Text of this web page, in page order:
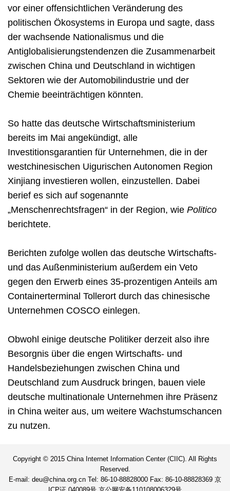
vor einer offensichtlichen Veränderung des
politischen Ökosystems in Europa und sagte, dass
der wachsende Nationalismus und die
Antiglobalisierungstendenzen die Zusammenarbeit
zwischen China und Deutschland in wichtigen
Sektoren wie der Automobilindustrie und der
Chemie beeinträchtigen könnten.
So hatte das deutsche Wirtschaftsministerium
bereits im Mai angekündigt, alle
Investitionsgarantien für Unternehmen, die in der
westchinesischen Uigurischen Autonomen Region
Xinjiang investieren wollen, einzustellen. Dabei
berief es sich auf sogenannte
„Menschenrechtsfragen“ in der Region, wie Politico
berichtete.
Berichten zufolge wollen das deutsche Wirtschafts-
und das Außenministerium außerdem ein Veto
gegen den Erwerb eines 35-prozentigen Anteils am
Containerterminal Tollerort durch das chinesische
Unternehmen COSCO einlegen.
Obwohl einige deutsche Politiker derzeit also ihre
Besorgnis über die engen Wirtschafts- und
Handelsbeziehungen zwischen China und
Deutschland zum Ausdruck bringen, bauen viele
deutsche multinationale Unternehmen ihre Präsenz
in China weiter aus, um weitere Wachstumschancen
zu nutzen.
Copyright © 2015 China Internet Information Center (CIIC). All Rights
Reserved.
E-mail: deu@china.org.cn Tel: 86-10-88828000 Fax: 86-10-88828369 京